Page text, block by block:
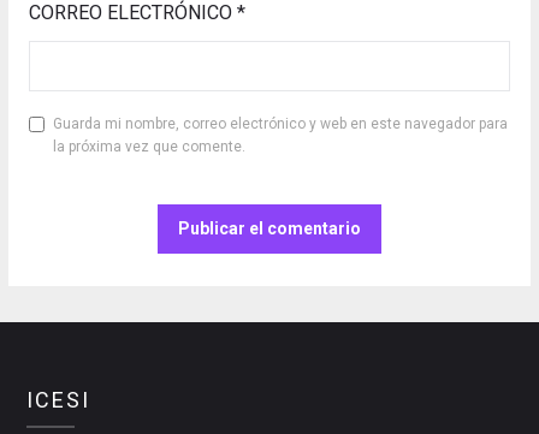
CORREO ELECTRÓNICO*
Guarda mi nombre, correo electrónico y web en este navegador para
la próxima vez que comente.
ICESI